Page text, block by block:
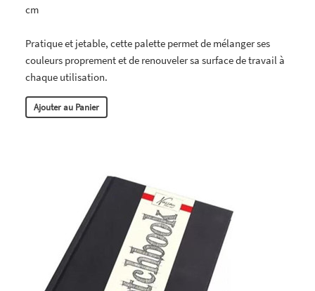
cm
Pratique et jetable, cette palette permet de mélanger ses
couleurs proprement et de renouveler sa surface de travail à
chaque utilisation.
Ajouter au Panier